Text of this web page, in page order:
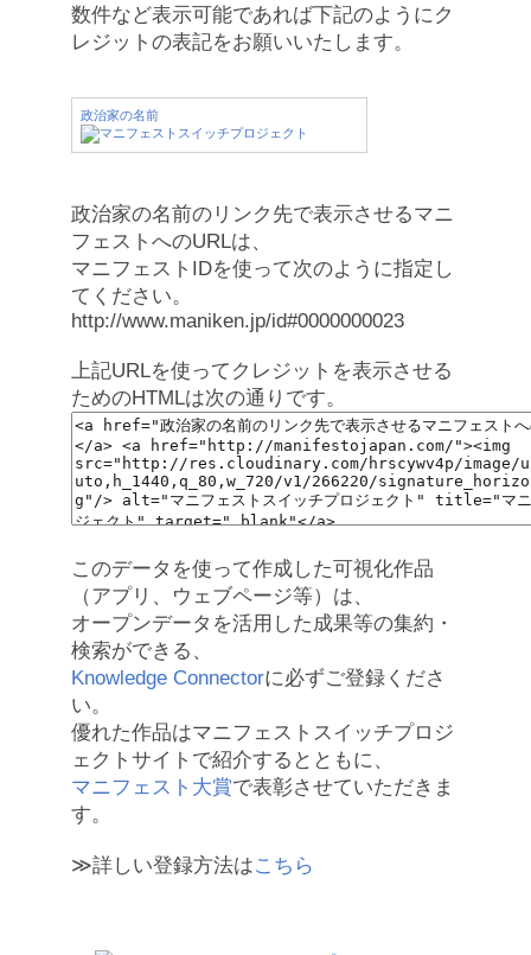
数件など表示可能であれば下記のようにク
レジットの表記をお願いいたします。
政治家の名前
政治家の名前のリンク先で表示させるマニ
フェストへのURLは、
マニフェストIDを使って次のように指定し
てください。
http://www.maniken.jp/id#0000000023
上記URLを使ってクレジットを表示させる
ためのHTMLは次の通りです。
このデータを使って作成した可視化作品
（アプリ、ウェブページ等）は、
オープンデータを活用した成果等の集約・
検索ができる、
Knowledge Connectorに必ずご登録くださ
い。
優れた作品はマニフェストスイッチプロジ
ェクトサイトで紹介するとともに、
マニフェスト大賞で表彰させていただきま
す。
≫詳しい登録方法はこちら